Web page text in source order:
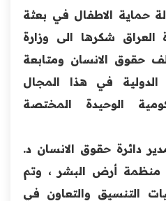
حماية الاطفال في بعثة
العراق شكرها الى وزارة
‏حقوق الانسان ومتابعة
الدولية في هذا ‏المجال
الوحيدة المختصة
دائرة حقوق الانسان د.
أرض البشر ، وتم
‏التنسيق والتعاون في